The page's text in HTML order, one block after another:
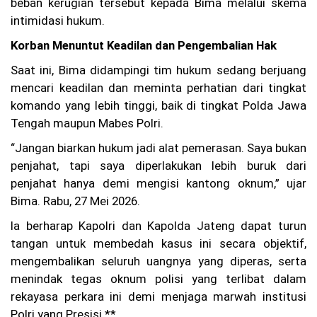
beban kerugian tersebut kepada Bima melalui skema
intimidasi hukum.
Korban Menuntut Keadilan dan Pengembalian Hak
Saat ini, Bima didampingi tim hukum sedang berjuang
mencari keadilan dan meminta perhatian dari tingkat
komando yang lebih tinggi, baik di tingkat Polda Jawa
Tengah maupun Mabes Polri.
“Jangan biarkan hukum jadi alat pemerasan. Saya bukan
penjahat, tapi saya diperlakukan lebih buruk dari
penjahat hanya demi mengisi kantong oknum,” ujar
Bima. Rabu, 27 Mei 2026.
Ia berharap Kapolri dan Kapolda Jateng dapat turun
tangan untuk membedah kasus ini secara objektif,
mengembalikan seluruh uangnya yang diperas, serta
menindak tegas oknum polisi yang terlibat dalam
rekayasa perkara ini demi menjaga marwah institusi